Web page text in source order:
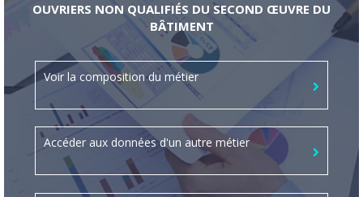
OUVRIERS NON QUALIFIÉS DU SECOND ŒUVRE DU
BÂTIMENT
Voir la composition du métier
Accéder aux données d'un autre métier